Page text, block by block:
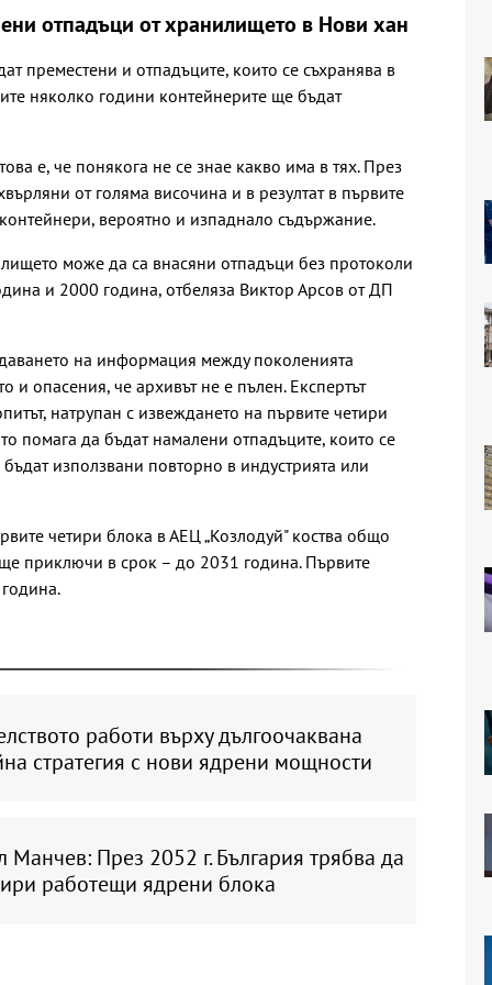
отпадъци от хранилището в Нови хан
преместени и отпадъците, които се съхранява в
няколко години контейнерите ще бъдат
е, че понякога не се знае какво има в тях. През
от голяма височина и в резултат в първите
вероятно и изпаднало съдържание.
може да са внасяни отпадъци без протоколи
и 2000 година, отбеляза Виктор Арсов от ДП
на информация между поколенията
и опасения, че архивът не е пълен. Експертът
натрупан с извеждането на първите четири
помага да бъдат намалени отпадъците, които се
бъдат използвани повторно в индустрията или
четири блока в АЕЦ „Козлодуй" коства общо
приключи в срок – до 2031 година. Първите
работи върху дългоочаквана
стратегия с нови ядрени мощности
Манчев: През 2052 г. България трябва да
работещи ядрени блока